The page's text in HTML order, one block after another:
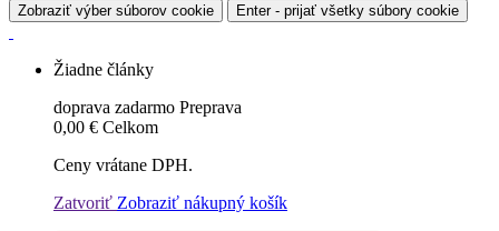
Zobraziť výber súborov cookie Enter - prijať všetky súbory cookie
Žiadne články
doprava zadarmo Preprava
0,00 € Celkom
Ceny vrátane DPH.
Zatvoriť Zobraziť nákupný košík